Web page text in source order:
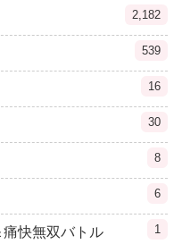
2,182
539
16
30
8
6
快無双バトル 1